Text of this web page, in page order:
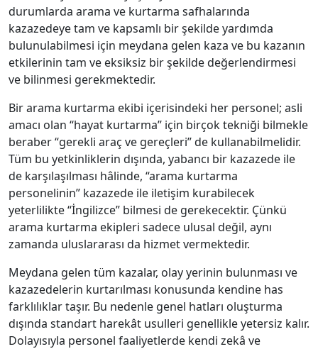
durumlarda arama ve kurtarma safhalarında
kazazedeye tam ve kapsamlı bir şekilde yardımda
bulunulabilmesi için meydana gelen kaza ve bu kazanın
etkilerinin tam ve eksiksiz bir şekilde değerlendirmesi
ve bilinmesi gerekmektedir.
Bir arama kurtarma ekibi içerisindeki her personel; asli
amacı olan ‘‘hayat kurtarma’’ için birçok tekniği bilmekle
beraber “gerekli araç ve gereçleri” de kullanabilmelidir.
Tüm bu yetkinliklerin dışında, yabancı bir kazazede ile
de karşılaşılması hâlinde, “arama kurtarma
personelinin” kazazede ile iletişim kurabilecek
yeterlilikte “İngilizce” bilmesi de gerekecektir. Çünkü
arama kurtarma ekipleri sadece ulusal değil, aynı
zamanda uluslararası da hizmet vermektedir.
Meydana gelen tüm kazalar, olay yerinin bulunması ve
kazazedelerin kurtarılması konusunda kendine has
farklılıklar taşır. Bu nedenle genel hatları oluşturma
dışında standart harekât usulleri genellikle yetersiz kalır.
Dolayısıyla personel faaliyetlerde kendi zekâ ve